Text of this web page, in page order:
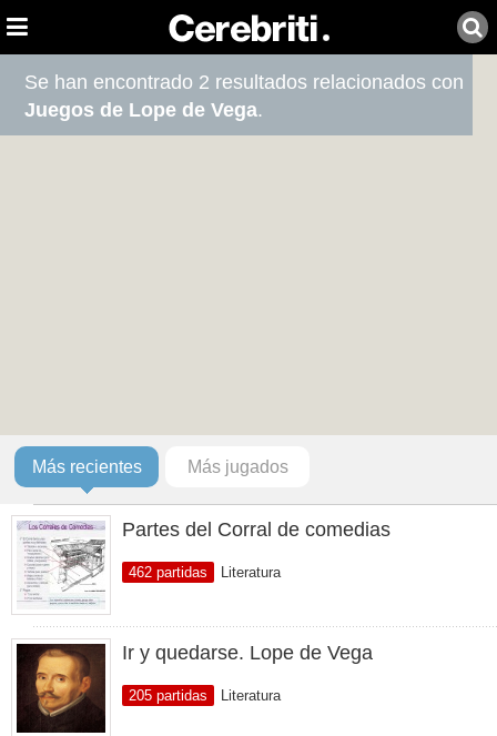
Se han encontrado 2 resultados relacionados con
Juegos de Lope de Vega.
Más recientes Más jugados
Partes del Corral de comedias
462 partidas Literatura
Ir y quedarse. Lope de Vega
205 partidas Literatura